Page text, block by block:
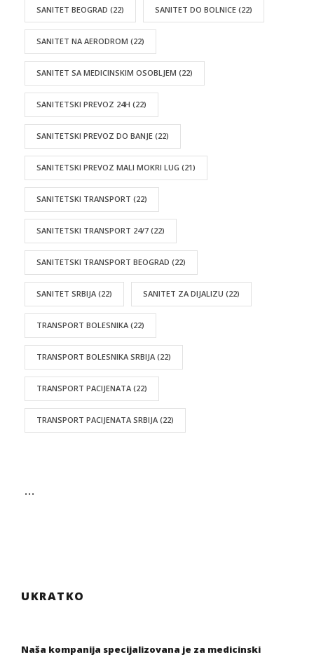
SANITET BEOGRAD (22) SANITET DO BOLNICE (22)
SANITET NA AERODROM (22)
SANITET SA MEDICINSKIM OSOBLJEM (22)
SANITETSKI PREVOZ 24H (22)
SANITETSKI PREVOZ DO BANJE (22)
SANITETSKI PREVOZ MALI MOKRI LUG (21)
SANITETSKI TRANSPORT (22)
SANITETSKI TRANSPORT 24/7 (22)
SANITETSKI TRANSPORT BEOGRAD (22)
SANITET SRBIJA (22) SANITET ZA DIJALIZU (22)
TRANSPORT BOLESNIKA (22)
TRANSPORT BOLESNIKA SRBIJA (22)
TRANSPORT PACIJENATA (22)
TRANSPORT PACIJENATA SRBIJA (22)
…
UKRATKO
Naša kompanija specijalizovana je za medicinski